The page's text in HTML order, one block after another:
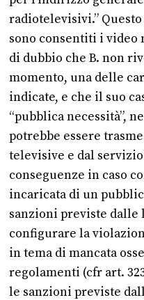
radiotelevisivi.”
sono consentiti i video
di dubbio che B. non
momento, una delle
indicate, e che il suo
“pubblica necessità”,
potrebbe essere
televisive e dal
conseguenze in caso
incaricata di un
sanzioni previste dalle
configurare la
in tema di mancata
regolamenti (cfr art.
le sanzioni previste